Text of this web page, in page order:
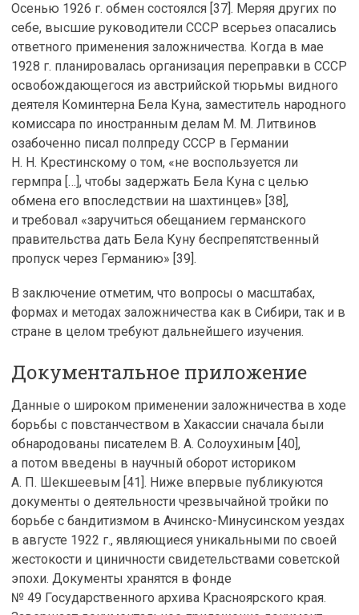
Осенью 1926 г. обмен состоялся [37]. Меряя других по
себе, высшие руководители СССР всерьез опасались
ответного применения заложничества. Когда в мае
1928 г. планировалась организация переправки в СССР
освобождающегося из австрийской тюрьмы видного
деятеля Коминтерна Бела Куна, заместитель народного
комиссара по иностранным делам М. М. Литвинов
озабоченно писал полпреду СССР в Германии
Н. Н. Крестинскому о том, «не воспользуется ли
гермпра […], чтобы задержать Бела Куна с целью
обмена его впоследствии на шахтинцев» [38],
и требовал «заручиться обещанием германского
правительства дать Бела Куну беспрепятственный
пропуск через Германию» [39].
В заключение отметим, что вопросы о масштабах,
формах и методах заложничества как в Сибири, так и в
стране в целом требуют дальнейшего изучения.
Документальное приложение
Данные о широком применении заложничества в ходе
борьбы с повстанчеством в Хакассии сначала были
обнародованы писателем В. А. Солоухиным [40],
а потом введены в научный оборот историком
А. П. Шекшеевым [41]. Ниже впервые публикуются
документы о деятельности чрезвычайной тройки по
борьбе с бандитизмом в Ачинско-Минусинском уездах
в августе 1922 г., являющиеся уникальными по своей
жестокости и циничности свидетельствами советской
эпохи. Документы хранятся в фонде
№ 49 Государственного архива Красноярского края.